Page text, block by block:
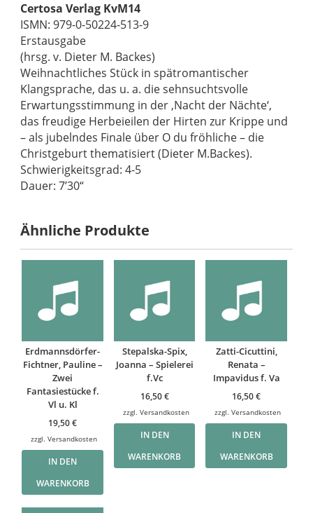
Certosa Verlag KvM14
ISMN: 979-0-50224-513-9
Erstausgabe
(hrsg. v. Dieter M. Backes)
Weihnachtliches Stück in spätromantischer
Klangsprache, das u. a. die sehnsuchtsvolle
Erwartungsstimmung in der ‚Nacht der Nächte‘,
das freudige Herbeieilen der Hirten zur Krippe und
– als jubelndes Finale über O du fröhliche – die
Christgeburt thematisiert (Dieter M.Backes).
Schwierigkeitsgrad: 4-5
Dauer: 7’30“
Ähnliche Produkte
Erdmannsdörfer-
Fichtner, Pauline –
Zwei
Fantasiestücke f.
Vl u. Kl
19,50€
zzgl.Versandkosten
IN DEN
WARENKORB
Stepalska-Spix,
Joanna – Spielerei
f.Vc
16,50€
zzgl. Versandkosten
IN DEN
WARENKORB
Zatti-Cicuttini,
Renata –
Impavidus f. Va
16,50€
zzgl.Versandkosten
IN DEN
WARENKORB